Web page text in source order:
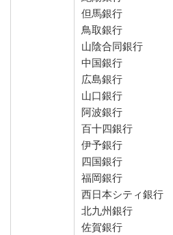
但馬銀行
鳥取銀行
山陰合同銀行
中国銀行
広島銀行
山口銀行
阿波銀行
百十四銀行
伊予銀行
四国銀行
福岡銀行
西日本シティ銀行
北九州銀行
佐賀銀行